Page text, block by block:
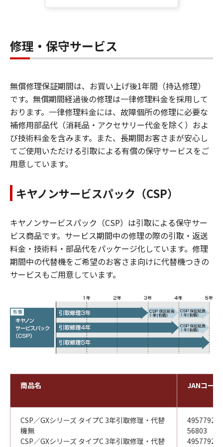
修理・保守サービス
無償修理保証期間は、お買い上げ後1年間（持込修理）
です。無償期間経過後の修理は一律修理料金を採用して
おります。一律修理料金には、故障個所の修理に必要な
補修用部品代（消耗品・アクセサリー代金を除く）およ
び技術料金を含みます。また、長期間お客さまが安心し
てご使用いただける引取による有償の保守サービスをご
用意しています。
キヤノンサービスパック（CSP）
キヤノンサービスパック（CSP）は引取による保守サー
ビス商品です。サービス期間中の修理の際の引取・返送
料金・技術料・部品代をパッケージ化しています。修理
期間中の代替機をご希望のお客さま向けに代替機つきの
サービスもご用意しています。
商品名 JANコード
CSP／GXシリーズ タイプC 3年引取修理・代替
機無
CSP／GXシリーズ タイプC 3年引取修理・代替
49577921
56803
49577921